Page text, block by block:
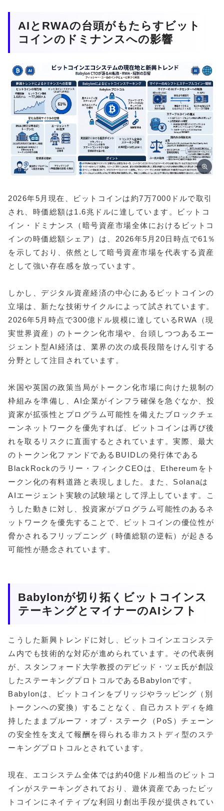
AIとRWAの台頭がもたらすビット
コインのドミナンスへの影響
2026年5月現在、ビットコインは約7万7000ドルで取引
され、時価総額は1.6兆ドルに達しています。ビットコ
イン・ドミナンス（暗号資産市場全体におけるビットコ
インの時価総額シェア）は、2026年5月20日時点で61％
を示しており、依然として暗号資産市場を代表する資産
として強い存在感を放っています。
しかし、デジタル資産経済の中心にあるビットコインの
立場は、新たな技術サイクルによって試されています。
2026年5月時点で300億ドル規模に達しているRWA（現
実世界資産）のトークン化市場や、台頭しつつあるエー
ジェント型AI経済は、業界の次の成長段階をけん引する
分野として注目されています。
米国や英国の政策当局がトークン化市場に向けた規制の
枠組みを準備し、AI企業がインフラ確保を急ぐなか、投
資家が拡張性とプログラム可能性を備えたブロックチェ
ーンネットワークを優先すれば、ビットコインは再び後
れを取るリスクに直面するとされています。実際、最大
のトークン化ファンドであるBUIDLの発行体である
BlackRockのラリー・フィンクCEOは、Ethereumをト
ークン化の有料道路と表現しました。また、Solanaは
AIエージェント実験の試験場として浮上しています。こ
うした動きに対し、投資家がプログラム可能性のあるネ
ットワークを優先することで、ビットコインの優位性が
脅かされるフリップニング（時価総額の逆転）が起きる
可能性が懸念されています。
Babylonが切り拓くビットコインス
テーキングとマイナーのAIシフト
こうした新興トレンドに対し、ビットコインエコシステ
ム内でも技術的な対応が進められています。その代表例
が、スタンフォード大学教授のデビッド・ツェ氏が創設
したステーキングプロトコルであるBabylonです。
Babylonは、ビットコインをブリッジやラッピング（別
トークンへの変換）することなく、自己カストディを維
持したままプルーフ・オブ・ステーク（PoS）チェーン
の安全性を支えて報酬を得られる非カストディ型のステ
ーキングプロトコルとされています。
現在、エコシステム全体では約40億ドル相当のビットコ
インがステーキングされており、遊休資産であったビッ
トコインにネイティブな利回り創出手段が提供されてい